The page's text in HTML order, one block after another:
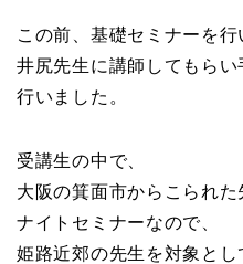
この前、基礎セミナーを行
井尻先生に講師してもらい
行いました。
受講生の中で、
大阪の箕面市からこられた
ナイトセミナーなので、
姫路近郊の先生を対象とし